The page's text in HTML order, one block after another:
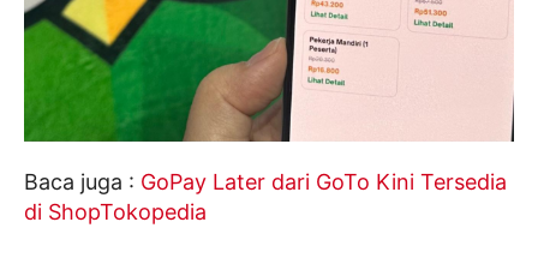
Baca juga : GoPay Later dari GoTo Kini Tersedia
di ShopTokopedia